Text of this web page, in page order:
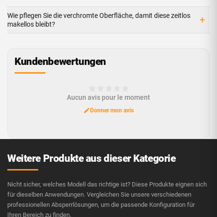
Wie pflegen Sie die verchromte Oberfläche, damit diese zeitlos
makellos bleibt?
+
Kundenbewertungen
Aucun avis pour le moment
Donner mon avis
Weitere Produkte aus dieser Kategorie
Nicht sicher, welches Modell das richtige ist? Diese Produkte eignen sich
für dieselben Anwendungen. Vergleichen Sie unsere verschiedenen
professionellen Absperrlösungen, um die passende Konfiguration für
Ihren Bereich zu finden.